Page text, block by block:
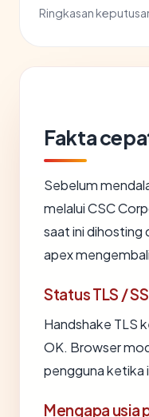
Ringkasan
Fakta
Sebelum
melalui CSC
saat ini dihosting
apex
Status TLS /
Handshake TLS
OK. Browser
pengguna ketika
Mengapa usia